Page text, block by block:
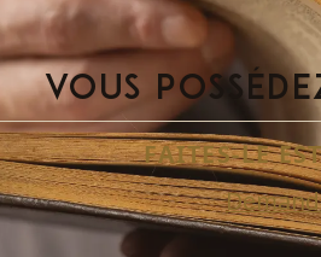
VOUS
FAITES-LE